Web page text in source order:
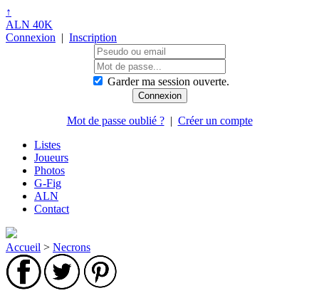
↑
ALN 40K
Connexion | Inscription
Garder ma session ouverte.
Mot de passe oublié ?| Créer un compte
Listes
Joueurs
Photos
G-Fig
ALN
Contact
Accueil > Necrons